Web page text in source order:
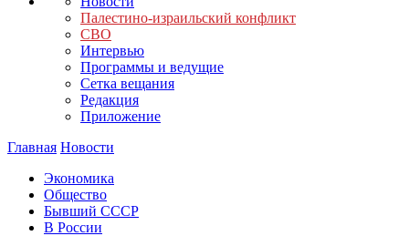
Палестино-израильский конфликт
СВО
Интервью
Программы и ведущие
Сетка вещания
Редакция
Приложение
Главная Новости
Экономика
Общество
Бывший СССР
В России